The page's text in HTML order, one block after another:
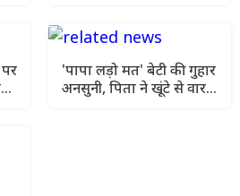
'पापा लड़ो मत' बेटी की गुहार
अनसुनी, पिता ने खूंटे से वार